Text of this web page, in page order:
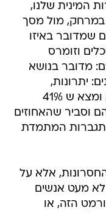
המינית שלנו,
במרחק, מול מסך
שמדובר באיזו
וזומרס
מדובר בנושא
יתרונות,
חסרונות ונזקים. מחקר אחד בדק ומצא ש 41%
וסביר שהאחוזים
המתמדת
אלא על
לא מעט אנשים
הזה, או